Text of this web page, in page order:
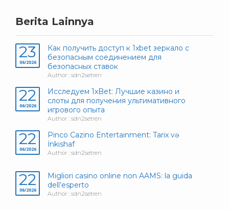
Berita Lainnya
23
06/2026
Как получить доступ к 1xbet зеркало с
безопасным соединением для
безопасных ставок
Author : sdn2setren
22
06/2026
Исследуем 1xBet: Лучшие казино и
слоты для получения ультимативного
игрового опыта
Author : sdn2setren
22
06/2026
Pinco Cazino Entertainment: Tarix və
İnkishaf
Author : sdn2setren
22
06/2026
Migliori casino online non AAMS: la guida
dell’esperto
Author : sdn2setren